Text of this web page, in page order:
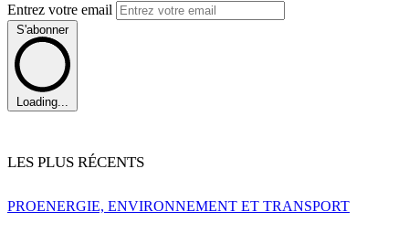
Entrez votre email
S'abonner
Loading...
LES PLUS RÉCENTS
PROENERGIE, ENVIRONNEMENT ET TRANSPORT